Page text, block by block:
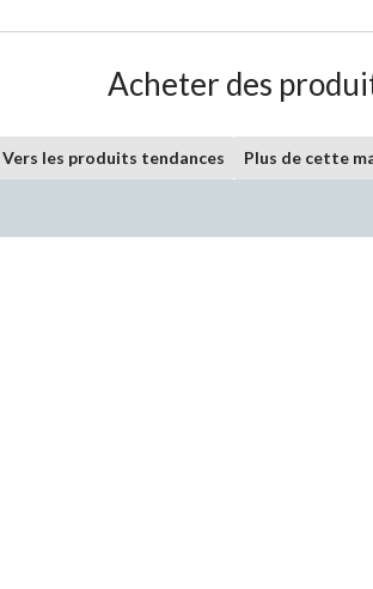
Acheter des
Vers les produits tendances Plus de cette